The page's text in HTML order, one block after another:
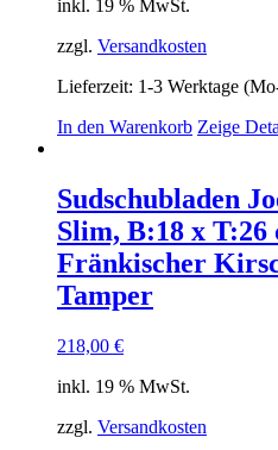
inkl. 19 % MwSt.
zzgl. Versandkosten
Lieferzeit: 1-3 Werktage
In den Warenkorb Zeige
Sudschubladen
Slim, B:18 x T:26
Fränkischer
Tamper
218,00 €
inkl. 19 % MwSt.
zzgl. Versandkosten